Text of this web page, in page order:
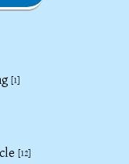
[1]
[12]